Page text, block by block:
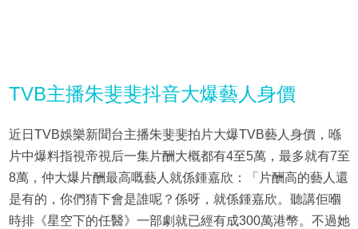
TVB主播朱斐斐抖音大爆藝人身價
近日TVB娛樂新聞台主播朱斐斐拍片大爆TVB藝人身價，喺
片中爆料指視帝視后一集片酬大概都有4至5萬，最多就有7至
8萬，仲大爆片酬最高嘅藝人就係鍾嘉欣：「片酬高的藝人還
是有的，你們猜下會是誰呢？係呀，就係鍾嘉欣。聽講佢嗰
時排《星空下的任醫》一部劇就已經有成300萬港幣。不過她